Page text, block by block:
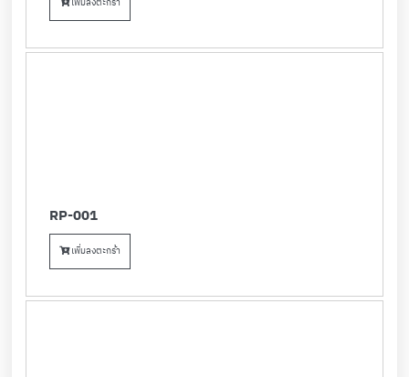
RP-001
เพิ่มลงตะกร้า